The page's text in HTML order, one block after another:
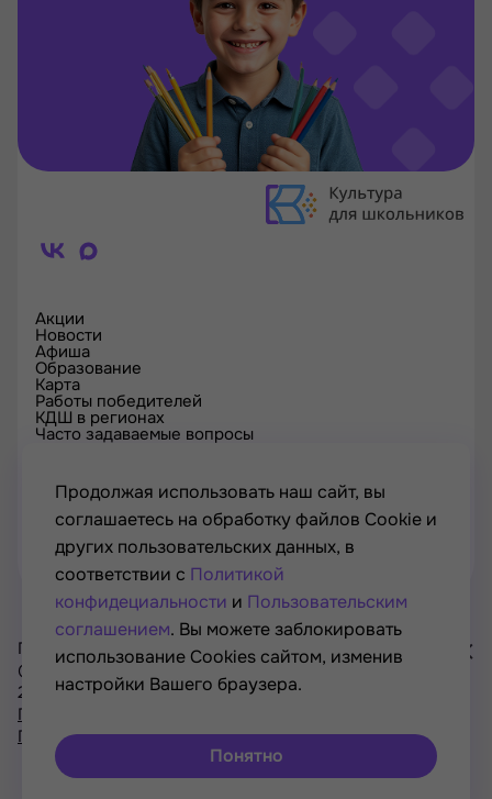
Акции
Новости
Афиша
Образование
Карта
Работы победителей
КДШ в регионах
Часто задаваемые вопросы
Проверка сертификата
Контакты
Проект Минкультуры России, Минпросвещения России
© РОСКУЛЬТПРОЕКТ, Российский фонд культуры, 2021—
2026
Политика конфиденциальности
Пользовательское соглашение
Продолжая использовать наш сайт, вы
соглашаетесь на обработку файлов Cookie и
других пользовательских данных, в
соответствии с Политикой
конфидециальности и Пользовательским
соглашением. Вы можете заблокировать
использование Cookies сайтом, изменив
настройки Вашего браузера.
Понятно